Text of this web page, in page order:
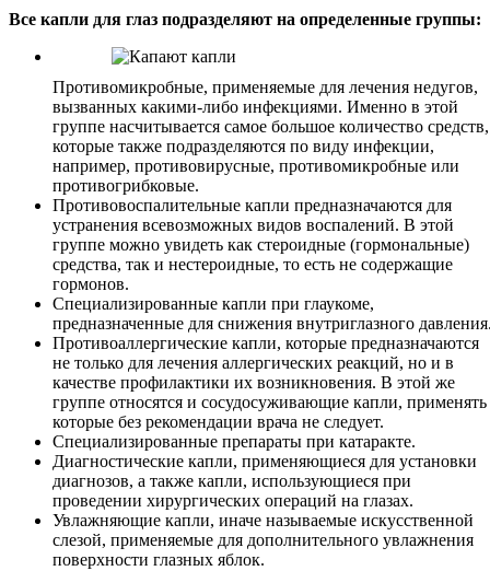
Все капли для глаз подразделяют на определенные группы:
Противомикробные, применяемые для лечения недугов,
вызванных какими-либо инфекциями. Именно в этой
группе насчитывается самое большое количество средств,
которые также подразделяются по виду инфекции,
например, противовирусные, противомикробные или
противогрибковые.
Противовоспалительные капли предназначаются для
устранения всевозможных видов воспалений. В этой
группе можно увидеть как стероидные (гормональные)
средства, так и нестероидные, то есть не содержащие
гормонов.
Специализированные капли при глаукоме,
предназначенные для снижения внутриглазного
Противоаллергические капли, которые предназначаются
не только для лечения аллергических реакций, но и в
качестве профилактики их возникновения. В этой же
группе относятся и сосудосуживающие капли, применять
которые без рекомендации врача не следует.
Специализированные препараты при катаракте.
Диагностические капли, применяющиеся для установки
диагнозов, а также капли, использующиеся при
проведении хирургических операций на глазах.
Увлажняющие капли, иначе называемые искусственной
слезой, применяемые для дополнительного увлажнения
поверхности глазных яблок.